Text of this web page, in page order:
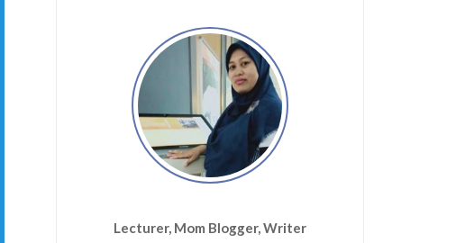
Lecturer, Mom Blogger, Writer